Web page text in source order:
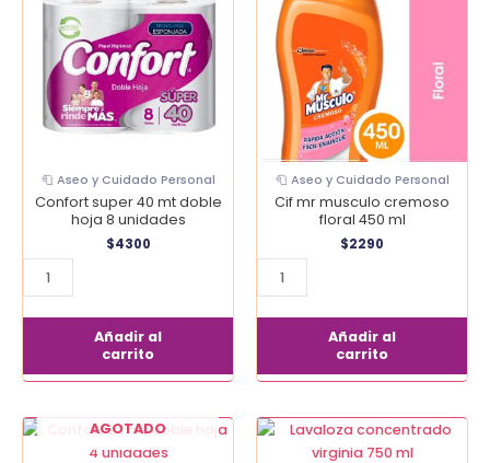
🧻 Aseo y Cuidado Personal
Confort super 40 mt doble
hoja 8 unidades
$4300
doble
hoja
unidades
Añadir al
carrito
🧻 Aseo y Cuidado Personal
Cif mr musculo cremoso
floral 450 ml
$2290
musculo
cremoso
floral
450
cantidad
Añadir al
carrito
AGOTADO
Lavaloza
concentrado